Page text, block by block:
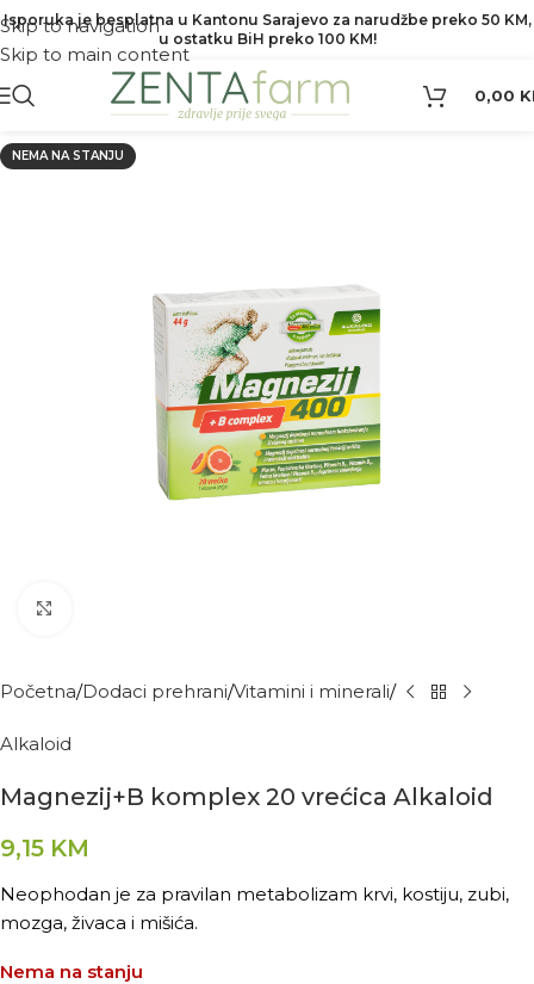
Skip to navigation
Skip to main content
Isporuka je besplatna u Kantonu Sarajevo za narudžbe preko 50 KM,
u ostatku BiH preko 100 KM!
0,00
NEMA NA STANJU
Početna Dodaci prehrani Vitamini i minerali
Alkaloid
Magnezij+B komplex 20 vrećica Alkaloid
9,15 KM
Neophodan je za pravilan metabolizam krvi, kostiju, zubi,
mozga, živaca i mišića.
Nema na stanju